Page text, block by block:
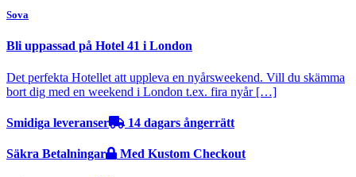
Sova
Bli uppassad på Hotel 41 i London
Det perfekta Hotellet att uppleva en nyårsweekend. Vill du skämma
bort dig med en weekend i London t.ex. fira nyår […]
Smidiga leveranser 14 dagars ångerrätt
Säkra Betalningar Med Kustom Checkout